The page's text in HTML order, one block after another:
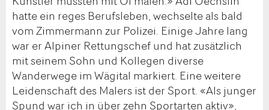
hatte ein reges Berufsleben, wechselte als bald
vom Zimmermann zur Polizei. Einige Jahre lang
war er Alpiner Rettungschef und hat zusätzlich
mit seinem Sohn und Kollegen diverse
Wanderwege im Wägital markiert. Eine weitere
Leidenschaft des Malers ist der Sport. «Als junger
Spund war ich in über zehn Sportarten aktiv»,